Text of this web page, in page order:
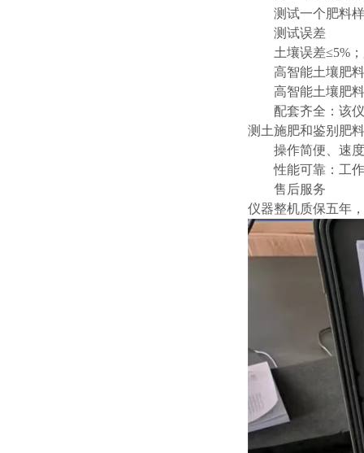
测试一个肥料
测试误差
土壤误差≤5%
高智能土壤肥
高智能土壤肥
配套齐全：该
测土施肥和鉴别肥
操作简便、速
性能可靠：工
售后服务
仪器整机质保五年